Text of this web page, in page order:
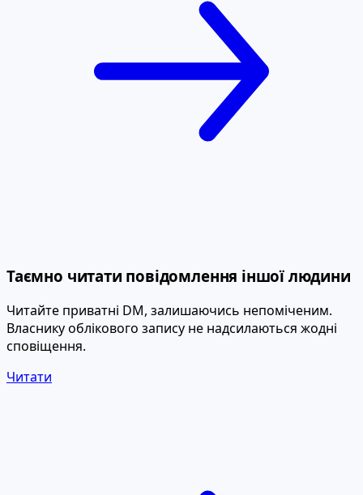
Таємно читати повідомлення іншої людини
Читайте приватні DM, залишаючись непоміченим.
Власнику облікового запису не надсилаються жодні
сповіщення.
Читати